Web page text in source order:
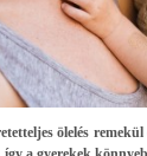
ölelés